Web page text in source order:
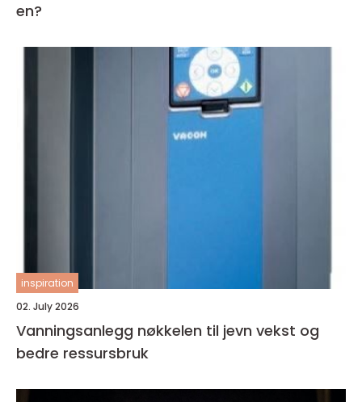
en?
inspiration
02. July 2026
Vanningsanlegg nøkkelen til jevn vekst og
bedre ressursbruk